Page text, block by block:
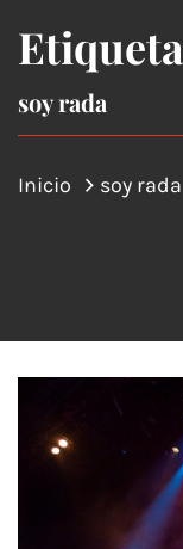
soy rada
Inicio soy rada